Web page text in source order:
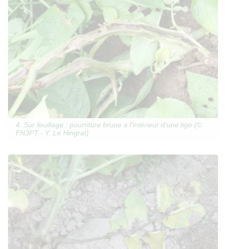
4. Sur feuillage : pourriture brune à l’intérieur d’une tige (©
FN3PT - Y. Le Hingrat)